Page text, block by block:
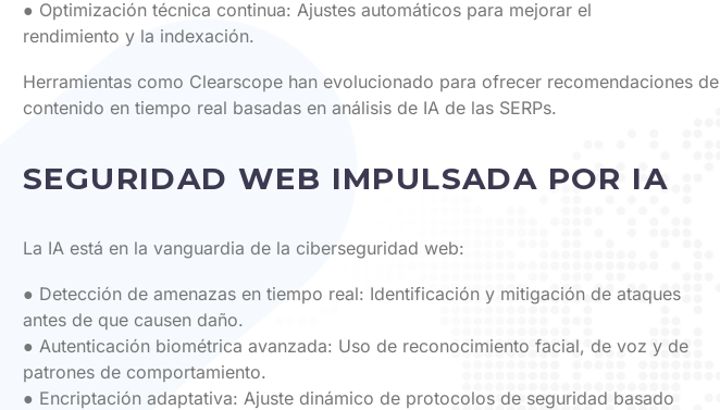
● Optimización técnica continua: Ajustes automáticos para mejorar el
rendimiento y la indexación.
Herramientas como Clearscope han evolucionado para ofrecer recomendaciones de
contenido en tiempo real basadas en análisis de IA de las SERPs.
SEGURIDAD WEB IMPULSADA POR IA
La IA está en la vanguardia de la ciberseguridad web:
● Detección de amenazas en tiempo real: Identificación y mitigación de ataques
antes de que causen daño.
● Autenticación biométrica avanzada: Uso de reconocimiento facial, de voz y de
patrones de comportamiento.
● Encriptación adaptativa: Ajuste dinámico de protocolos de seguridad basado